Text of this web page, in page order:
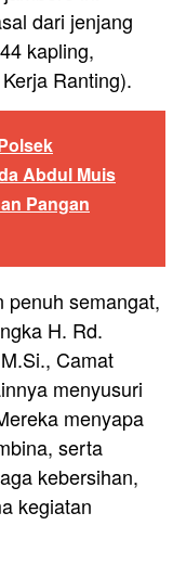
dari jenjang
kapling,
Ranting).
Abdul Muis
Pangan
penuh semangat,
H. Rd.
Camat
menyusuri
menyapa
serta
kebersihan,
kegiatan